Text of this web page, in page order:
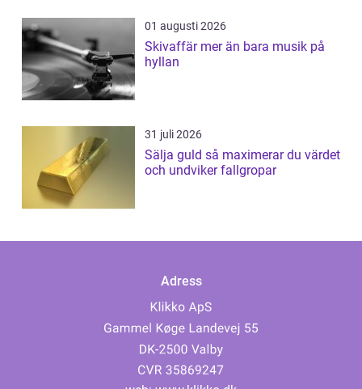
01 augusti 2026
Skivaffär mer än bara musik på
hyllan
31 juli 2026
Sälja guld så maximerar du värdet
och undviker fallgropar
Adress